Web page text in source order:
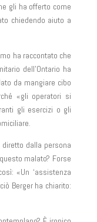
gli ha offerto come
chiedendo aiuto a
ha raccontato che
dell’Ontario ha
da mangiare cibo
«gli operatori si
gli esercizi o gli
dalla persona
malato? Forse
«Un ‘assistenza
Berger ha chiarito: